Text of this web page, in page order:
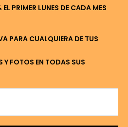
PRIMER LUNES DE CADA MES
PARA CUALQUIERA DE TUS
Y FOTOS EN TODAS SUS